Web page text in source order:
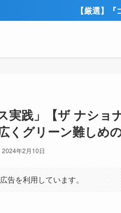
【厳選】『ゴルフ初心者
実践」【ザ ナシ
くグリーン難しめ
2024年2月10日
告を利用しています。